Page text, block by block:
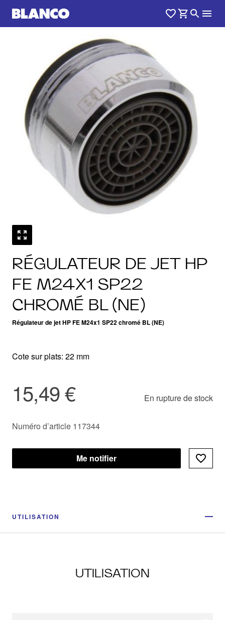
RÉGULATEUR DE JET HP
FE M24X1 SP22
CHROMÉ BL (NE)
Régulateur de jet HP FE M24x1 SP22 chromé BL (NE)
Cote sur plats: 22 mm
15,49 € En rupture de stock
Numéro d’article 117344
Me notifier
UTILISATION
UTILISATION